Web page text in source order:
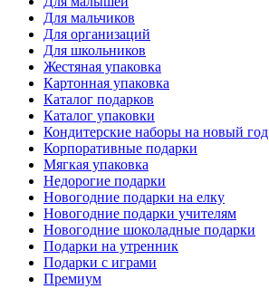
Для мальчиков
Для организаций
Для школьников
Жестяная упаковка
Картонная упаковка
Каталог подарков
Каталог упаковки
Кондитерские наборы на новый год
Корпоративные подарки
Мягкая упаковка
Недорогие подарки
Новогодние подарки на елку
Новогодние подарки учителям
Новогодние шоколадные подарки
Подарки на утренник
Подарки с играми
Премиум